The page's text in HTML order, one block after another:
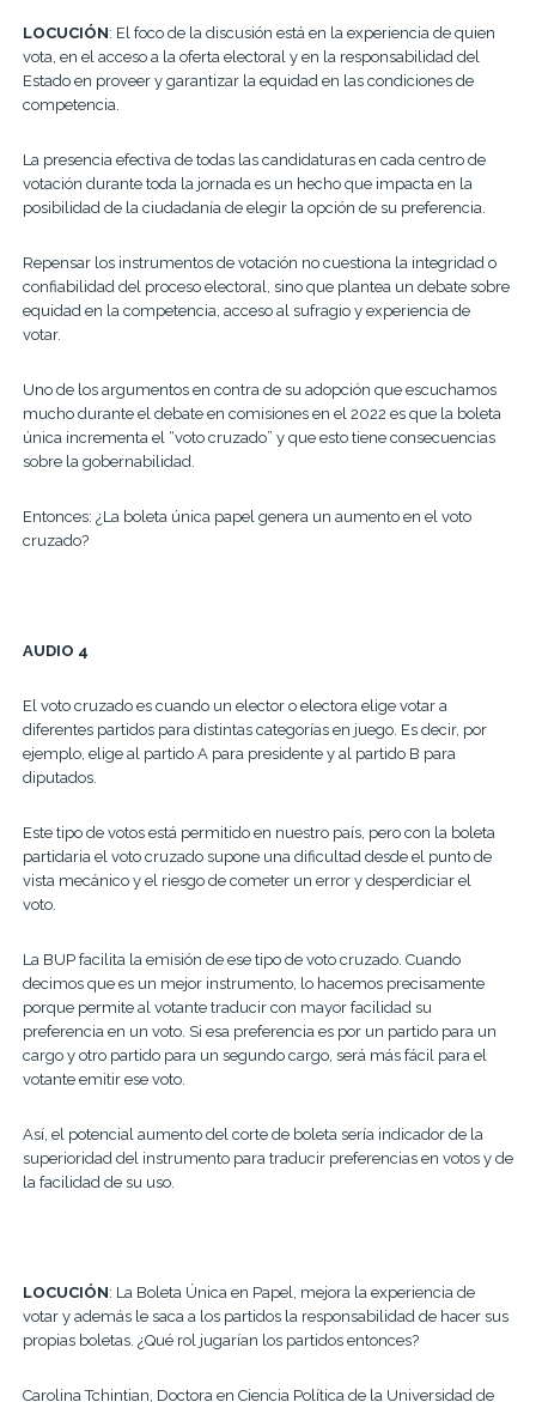
LOCUCIÓN: El foco de la discusión está en la experiencia de quien
vota, en el acceso a la oferta electoral y en la responsabilidad del
Estado en proveer y garantizar la equidad en las condiciones de
competencia.
La presencia efectiva de todas las candidaturas en cada centro de
votación durante toda la jornada es un hecho que impacta en la
posibilidad de la ciudadanía de elegir la opción de su preferencia.
Repensar los instrumentos de votación no cuestiona la integridad o
confiabilidad del proceso electoral, sino que plantea un debate sobre
equidad en la competencia, acceso al sufragio y experiencia de
votar.
Uno de los argumentos en contra de su adopción que escuchamos
mucho durante el debate en comisiones en el 2022 es que la boleta
única incrementa el “voto cruzado” y que esto tiene consecuencias
sobre la gobernabilidad.
Entonces: ¿La boleta única papel genera un aumento en el voto
cruzado?
AUDIO 4
El voto cruzado es cuando un elector o electora elige votar a
diferentes partidos para distintas categorías en juego. Es decir, por
ejemplo, elige al partido A para presidente y al partido B para
diputados.
Este tipo de votos está permitido en nuestro país, pero con la boleta
partidaria el voto cruzado supone una dificultad desde el punto de
vista mecánico y el riesgo de cometer un error y desperdiciar el
voto.
La BUP facilita la emisión de ese tipo de voto cruzado. Cuando
decimos que es un mejor instrumento, lo hacemos precisamente
porque permite al votante traducir con mayor facilidad su
preferencia en un voto. Si esa preferencia es por un partido para un
cargo y otro partido para un segundo cargo, será más fácil para el
votante emitir ese voto.
Así, el potencial aumento del corte de boleta sería indicador de la
superioridad del instrumento para traducir preferencias en votos y de
la facilidad de su uso.
LOCUCIÓN: La Boleta Única en Papel, mejora la experiencia de
votar y además le saca a los partidos la responsabilidad de hacer sus
propias boletas. ¿Qué rol jugarían los partidos entonces?
Carolina Tchintian, Doctora en Ciencia Política de la Universidad de